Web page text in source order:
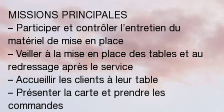
CONTACT
MISSIONS PRINCIPALES
– Participer et contrôler l’entretien du
matériel de mise en place
– Veiller à la mise en place des tables et au
redressage après le service
– Accueillir les clients à leur table
– Présenter la carte et prendre les
commandes